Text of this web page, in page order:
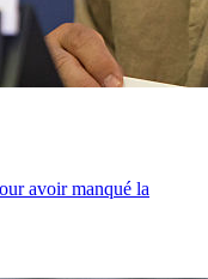
avoir manqué la